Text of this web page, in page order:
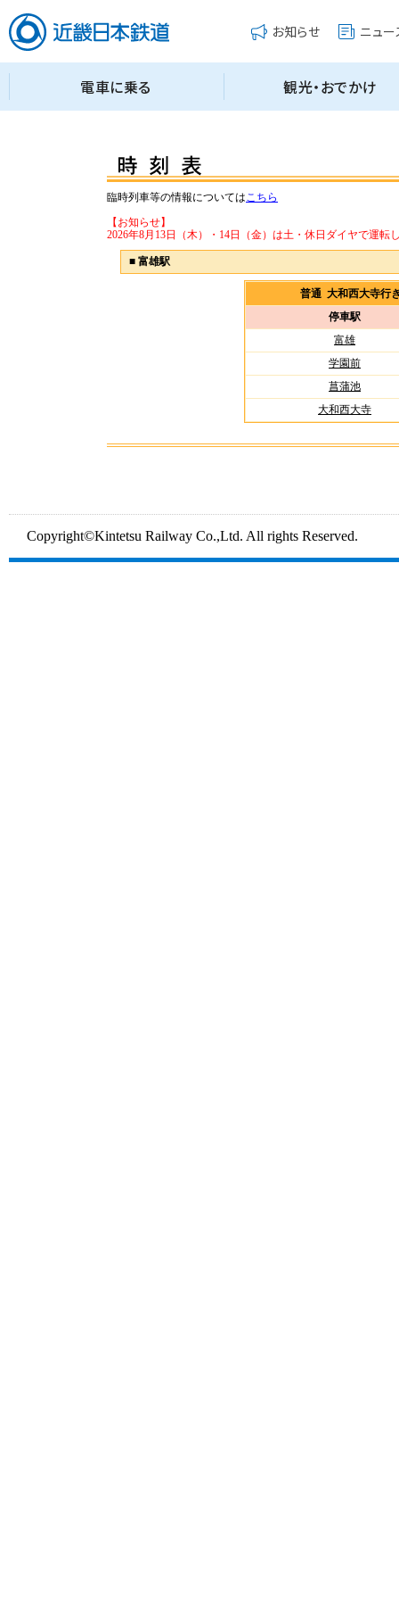
臨時列車等の情報についてはこちら
【お知らせ】
2026年8月13日（木）・14日（金）は土・休日ダイヤで運転
■ 富雄駅
普通 大和西大寺行
停車駅
富雄
学園前
菖蒲池
大和西大寺